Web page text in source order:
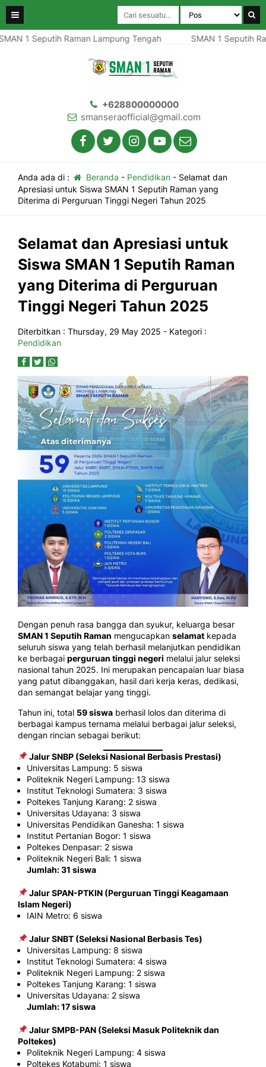
1 Seputih Raman Lampung Tengah SMAN 1 Seputih
+628800000000
smanseraofficial@gmail.com
Anda ada di : Beranda - Pendidikan- Selamat dan
Apresiasi untuk Siswa SMAN 1 Seputih Raman yang
Diterima di Perguruan Tinggi Negeri Tahun 2025
Selamat dan Apresiasi untuk
Siswa SMAN 1 Seputih Raman
yang Diterima di Perguruan
Tinggi Negeri Tahun 2025
Diterbitkan : Thursday, 29 May 2025 - Kategori :
Pendidikan
Dengan penuh rasa bangga dan syukur, keluarga besar
SMAN 1 Seputih Raman mengucapkan selamat kepada
seluruh siswa yang telah berhasil melanjutkan pendidikan
ke berbagai perguruan tinggi negeri melalui jalur seleksi
nasional tahun 2025. Ini merupakan pencapaian luar biasa
yang patut dibanggakan, hasil dari kerja keras, dedikasi,
dan semangat belajar yang tinggi.
Tahun ini, total 59 siswa berhasil lolos dan diterima di
berbagai kampus ternama melalui berbagai jalur seleksi,
dengan rincian sebagai berikut:
Jalur SNBP (Seleksi Nasional Berbasis Prestasi)
Universitas Lampung: 5 siswa
Politeknik Negeri Lampung: 13 siswa
Institut Teknologi Sumatera: 3 siswa
Poltekes Tanjung Karang: 2 siswa
Universitas Udayana: 3 siswa
Universitas Pendidikan Ganesha: 1 siswa
Institut Pertanian Bogor: 1 siswa
Poltekes Denpasar: 2 siswa
Politeknik Negeri Bali: 1 siswa
Jumlah: 31 siswa
Jalur SPAN-PTKIN (Perguruan Tinggi Keagamaan
Islam Negeri)
IAIN Metro: 6 siswa
Jalur SNBT (Seleksi Nasional Berbasis Tes)
Universitas Lampung: 8 siswa
Institut Teknologi Sumatera: 4 siswa
Politeknik Negeri Lampung: 2 siswa
Poltekes Tanjung Karang: 1 siswa
Universitas Udayana: 2 siswa
Jumlah: 17 siswa
Jalur SMPB-PAN (Seleksi Masuk Politeknik dan
Poltekes)
Politeknik Negeri Lampung: 4 siswa
Poltekes Kotabumi: 1 siswa